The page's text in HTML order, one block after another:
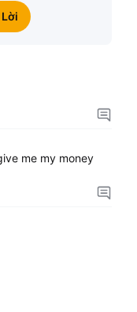
me my money